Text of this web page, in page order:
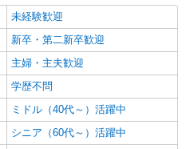
未経験歓迎
新卒・第二新卒歓迎
主婦・主夫歓迎
学歴不問
ミドル（40代～）活躍中
シニア（60代～）活躍中